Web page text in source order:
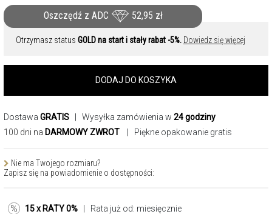
Oszczędź z ADC 52,95 zł
Otrzymasz status GOLD na start i stały rabat -5%. Dowiedz się więcej
DODAJ DO KOSZYKA
Dostawa GRATIS | Wysyłka zamówienia w 24 godziny
100 dni na DARMOWY ZWROT | Piękne opakowanie gratis
Nie ma Twojego rozmiaru?
Zapisz się na powiadomienie o dostępności:
15 x RATY 0% | Rata już od: miesięcznie